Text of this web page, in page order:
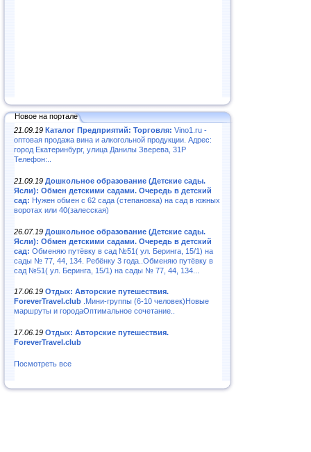
Новое на портале
21.09.19 Каталог Предприятий: Торговля: Vino1.ru -
оптовая продажа вина и алкогольной продукции. Адрес:
город Екатеринбург, улица Данилы Зверева, 31Р
Телефон:..
21.09.19 Дошкольное образование (Детские сады.
Ясли): Обмен детскими садами. Очередь в детский
сад: Нужен обмен с 62 сада (степановка) на сад в южных
воротах или 40(залесская)
26.07.19 Дошкольное образование (Детские сады.
Ясли): Обмен детскими садами. Очередь в детский
сад: Обменяю путёвку в сад №51( ул. Беринга, 15/1) на
сады № 77, 44, 134. Ребёнку 3 года..Обменяю путёвку в
сад №51( ул. Беринга, 15/1) на сады № 77, 44, 134...
17.06.19 Отдых: Авторские путешествия.
ForeverTravel.club .Мини-группы (6-10 человек)Новые
маршруты и городаОптимальное сочетание..
17.06.19 Отдых: Авторские путешествия.
ForeverTravel.club
Посмотреть все